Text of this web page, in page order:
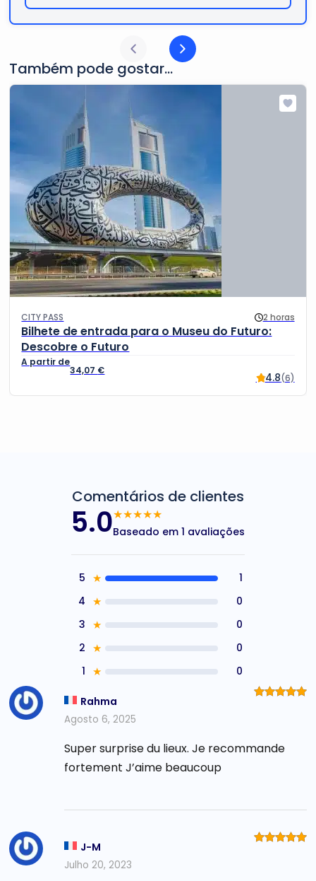
Também pode gostar...
CITY PASS 2 horas
Bilhete de entrada para o Museu do Futuro:
Descobre o Futuro
34,07 €
4.8(6)
Comentários de clientes
5.0★★★★★
Baseado em 1 avaliações
5 ★
1
4 ★
0
3 ★
0
2 ★
0
1 ★ 0
Rahma
Agosto 6, 2025
Super surprise du lieux. Je recommande
fortement J’aime beaucoup
J-M
Julho 20, 2023